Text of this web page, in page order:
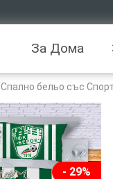
За Дома
Спално бельо със
- 29%